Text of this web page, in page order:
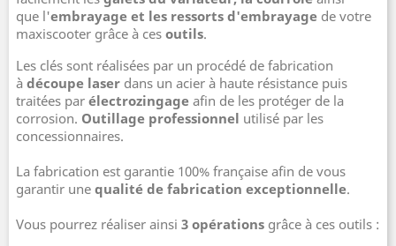
que l'embrayage et les ressorts d'embrayage de votre
maxiscooter grâce à ces outils.
Les clés sont réalisées par un procédé de fabrication
à découpe laser dans un acier à haute résistance puis
traitées par électrozingage afin de les protéger de la
corrosion. Outillage professionnel utilisé par les
concessionnaires.
La fabrication est garantie 100% française afin de vous
garantir une qualité de fabrication exceptionnelle.
Vous pourrez réaliser ainsi 3 opérations grâce à ces outils :